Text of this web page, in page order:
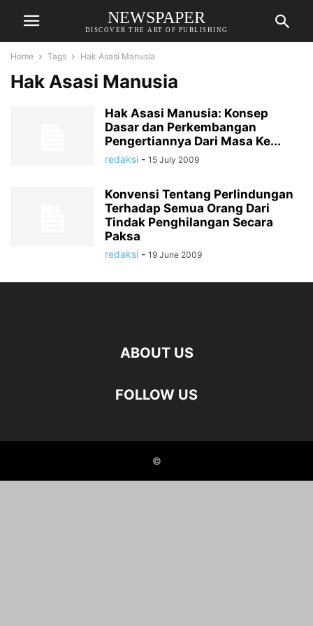
NEWSPAPER
DISCOVER THE ART OF PUBLISHING
Home Tags Hak Asasi Manusia
Hak Asasi Manusia
Hak Asasi Manusia: Konsep
Dasar dan Perkembangan
Pengertiannya Dari Masa Ke...
redaksi - 15 July 2009
Konvensi Tentang Perlindungan
Terhadap Semua Orang Dari
Tindak Penghilangan Secara
Paksa
redaksi - 19 June 2009
ABOUT US
FOLLOW US
©